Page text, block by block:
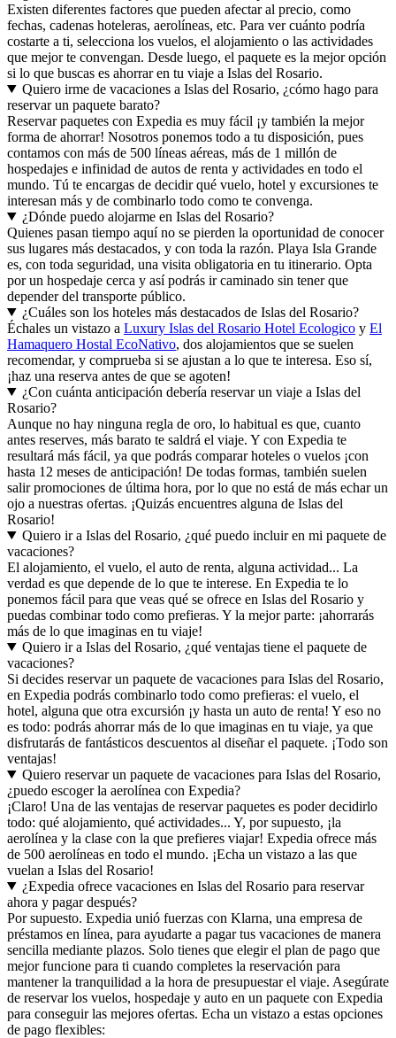
Existen diferentes factores que pueden afectar al precio, como
fechas, cadenas hoteleras, aerolíneas, etc. Para ver cuánto podría
costarte a ti, selecciona los vuelos, el alojamiento o las actividades
que mejor te convengan. Desde luego, el paquete es la mejor opción
si lo que buscas es ahorrar en tu viaje a Islas del Rosario.
Quiero irme de vacaciones a Islas del Rosario, ¿cómo hago para
reservar un paquete barato?
Reservar paquetes con Expedia es muy fácil ¡y también la mejor
forma de ahorrar! Nosotros ponemos todo a tu disposición, pues
contamos con más de 500 líneas aéreas, más de 1 millón de
hospedajes e infinidad de autos de renta y actividades en todo el
mundo. Tú te encargas de decidir qué vuelo, hotel y excursiones te
interesan más y de combinarlo todo como te convenga.
¿Dónde puedo alojarme en Islas del Rosario?
Quienes pasan tiempo aquí no se pierden la oportunidad de conocer
sus lugares más destacados, y con toda la razón. Playa Isla Grande
es, con toda seguridad, una visita obligatoria en tu itinerario. Opta
por un hospedaje cerca y así podrás ir caminado sin tener que
depender del transporte público.
¿Cuáles son los hoteles más destacados de Islas del Rosario?
Échales un vistazo a Luxury Islas del Rosario Hotel Ecologico y El
Hamaquero Hostal EcoNativo, dos alojamientos que se suelen
recomendar, y comprueba si se ajustan a lo que te interesa. Eso sí,
¡haz una reserva antes de que se agoten!
¿Con cuánta anticipación debería reservar un viaje a Islas del
Rosario?
Aunque no hay ninguna regla de oro, lo habitual es que, cuanto
antes reserves, más barato te saldrá el viaje. Y con Expedia te
resultará más fácil, ya que podrás comparar hoteles o vuelos ¡con
hasta 12 meses de anticipación! De todas formas, también suelen
salir promociones de última hora, por lo que no está de más echar un
ojo a nuestras ofertas. ¡Quizás encuentres alguna de Islas del
Rosario!
Quiero ir a Islas del Rosario, ¿qué puedo incluir en mi paquete de
vacaciones?
El alojamiento, el vuelo, el auto de renta, alguna actividad... La
verdad es que depende de lo que te interese. En Expedia te lo
ponemos fácil para que veas qué se ofrece en Islas del Rosario y
puedas combinar todo como prefieras. Y la mejor parte: ¡ahorrarás
más de lo que imaginas en tu viaje!
Quiero ir a Islas del Rosario, ¿qué ventajas tiene el paquete de
vacaciones?
Si decides reservar un paquete de vacaciones para Islas del Rosario,
en Expedia podrás combinarlo todo como prefieras: el vuelo, el
hotel, alguna que otra excursión ¡y hasta un auto de renta! Y eso no
es todo: podrás ahorrar más de lo que imaginas en tu viaje, ya que
disfrutarás de fantásticos descuentos al diseñar el paquete. ¡Todo son
ventajas!
Quiero reservar un paquete de vacaciones para Islas del Rosario,
¿puedo escoger la aerolínea con Expedia?
¡Claro! Una de las ventajas de reservar paquetes es poder decidirlo
todo: qué alojamiento, qué actividades... Y, por supuesto, ¡la
aerolínea y la clase con la que prefieres viajar! Expedia ofrece más
de 500 aerolíneas en todo el mundo. ¡Echa un vistazo a las que
vuelan a Islas del Rosario!
¿Expedia ofrece vacaciones en Islas del Rosario para reservar
ahora y pagar después?
Por supuesto. Expedia unió fuerzas con Klarna, una empresa de
préstamos en línea, para ayudarte a pagar tus vacaciones de manera
sencilla mediante plazos. Solo tienes que elegir el plan de pago que
mejor funcione para ti cuando completes la reservación para
mantener la tranquilidad a la hora de presupuestar el viaje. Asegúrate
de reservar los vuelos, hospedaje y auto en un paquete con Expedia
para conseguir las mejores ofertas. Echa un vistazo a estas opciones
de pago flexibles: